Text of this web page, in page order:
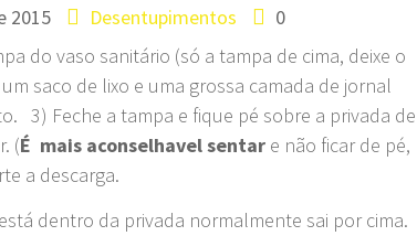
2015 Desentupimentos
0
do vaso sanitário (só a tampa de cima, deixe o
saco de lixo e uma grossa camada de jornal
3) Feche a tampa e fique pé sobre a privada de
(É mais aconselhavel sentar e não ficar de pé,
a descarga.
dentro da privada normalmente sai por cima.